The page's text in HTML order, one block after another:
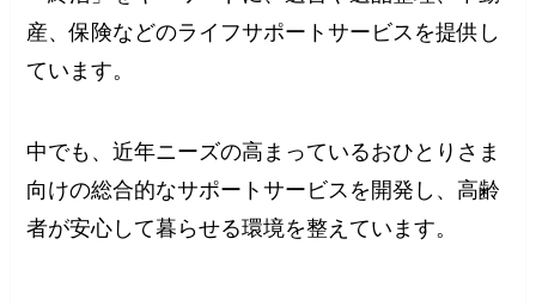
産、保険などのライフサポートサービスを提供し
ています。
中でも、近年ニーズの高まっているおひとりさま
向けの総合的なサポートサービスを開発し、高齢
者が安心して暮らせる環境を整えています。